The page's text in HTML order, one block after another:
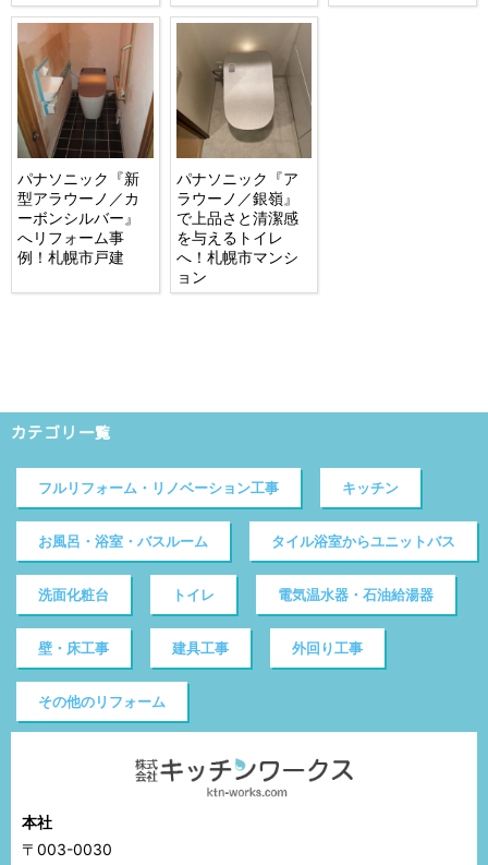
パナソニック『新
型アラウーノ／カ
ーボンシルバー』
へリフォーム事
例！札幌市戸建
パナソニック『ア
ラウーノ／銀嶺』
で上品さと清潔感
を与えるトイレ
へ！札幌市マンシ
ョン
カテゴリ一覧
フルリフォーム・リノベーション工事 キッチン
お風呂・浴室・バスルーム タイル浴室からユニットバス
洗面化粧台 トイレ 電気温水器・石油給湯器
壁・床工事 建具工事 外回り工事
その他のリフォーム
本社
〒003-0030